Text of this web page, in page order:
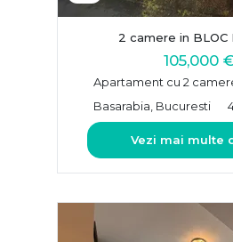
2 camere in BLOC
105,000
Apartament cu 2
Basarabia, Bucuresti
Vezi mai multe